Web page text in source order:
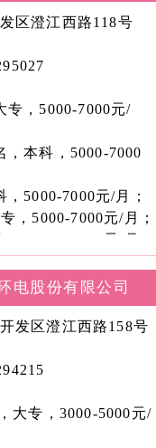
元/月。
区澄江西路118号
专，5000-7000元/
，本科，5000-7000
5000-7000元/月；
，5000-7000元/月；
7000-10000元/月；
，本科，5000-7000
，本科，7000-10000
生，10000-12000
，5000-7000元/
1名，本科，7000-
电股份有限公司
发区澄江西路158号
大专，3000-5000元/